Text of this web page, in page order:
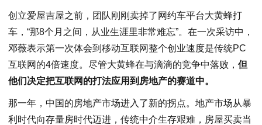
创立爱屋吉屋之前，团队刚刚卖掉了网约车平台大黄蜂打
车，“那8个月之间，从业生涯里非常难忘”。在一次采访中，
邓薇表示第一次体会到移动互联网整个创业速度是传统PC
互联网的4倍速度。尽管大黄蜂在与滴滴的竞争中落败， 但
他们决定把互联网的打法应用到房地产的赛道中。
那一年，中国的房地产市场进入了新的拐点。地产市场从暴
利时代向存量房时代迈进，传统中介生存艰难，房屋买卖当